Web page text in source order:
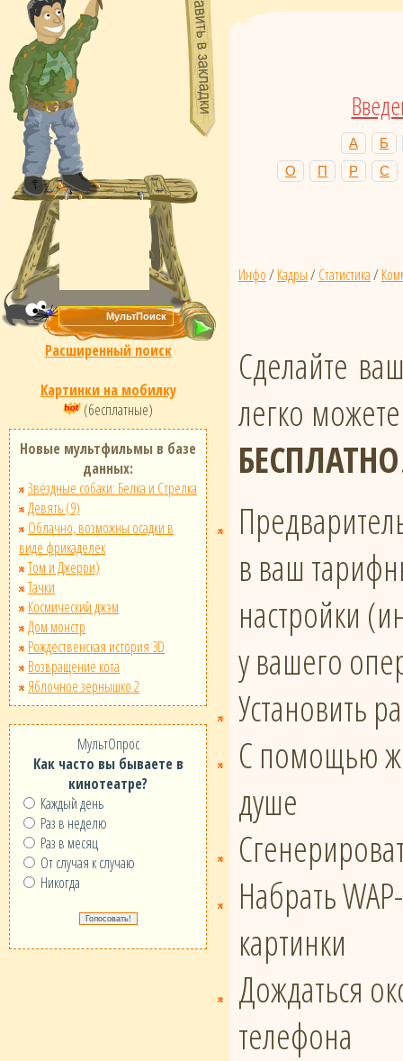
Расширенный поиск
Картинки на мобилку
(бесплатные)
Новые мультфильмы в базе
данных:
Звёздные собаки: Белка и Стрелка
Девять (9)
Облачно, возможны осадки в
виде фрикаделек
Том и Джерри)
Тачки
Космический джэм
Дом монстр
Рождественская история 3D
Возвращение кота
Яблочное зернышко 2
МультОпрос
Как часто вы бываете в
кинотеатре?
Каждый день
Раз в неделю
Раз в месяц
От случая к случаю
Никогда
А
Б
О
П Р С
Инфо/ Кадры/ Статистика/
Сделайте
легко
БЕСПЛАТНО
в ваш
настройки
у вашего
Установить
С помощью
душе
Набрать
картинки
Дождаться
телефона